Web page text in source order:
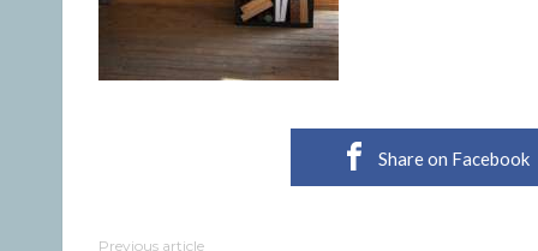
Share on Facebook
Previous article